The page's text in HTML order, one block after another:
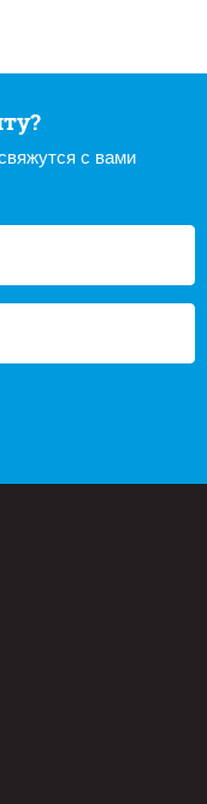
с вами